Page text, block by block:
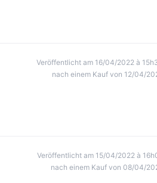
Veröffentlicht am 16/04/2022 à
nach einem Kauf von 12/04/
Veröffentlicht am 15/04/2022 à
nach einem Kauf von 08/04/